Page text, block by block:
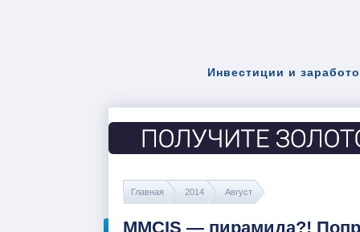
Инвестиции и
Главная 2014 Август
MMCIS — пирамида?!